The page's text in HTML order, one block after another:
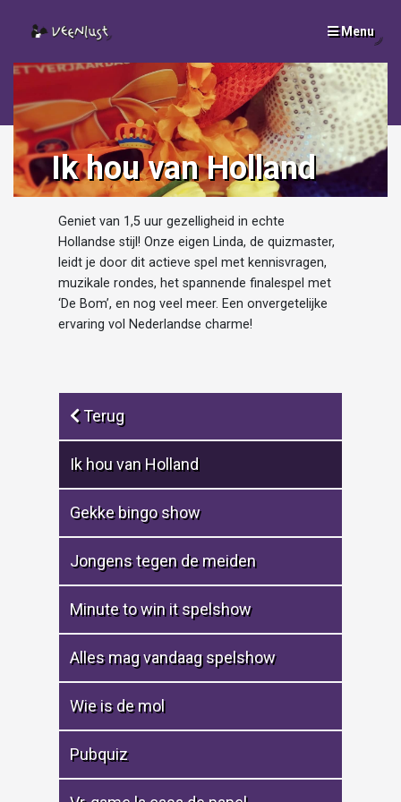
x
Menu
Ik hou van Holland
Terug
Ik hou van Holland
Gekke bingo show
Jongens tegen de meiden
Minute to win it spelshow
Alles mag vandaag spelshow
Wie is de mol
Pubquiz
Geniet van 1,5 uur gezelligheid in echte
Hollandse stijl! Onze eigen Linda, de quizmaster,
leidt je door dit actieve spel met kennisvragen,
muzikale rondes, het spannende finalespel met
‘De Bom’, en nog veel meer. Een onvergetelijke
ervaring vol Nederlandse charme!